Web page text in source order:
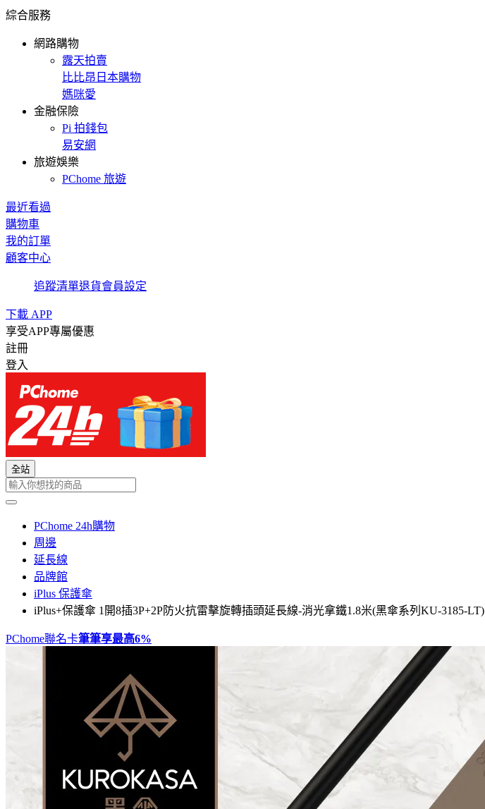
綜合服務
網路購物
露天拍賣
比比昂日本購物
媽咪愛
金融保險
Pi 拍錢包
易安網
旅遊娛樂
PChome 旅遊
最近看過
購物車
我的訂單
顧客中心
追蹤清單退貨會員設定
下載 APP
享受APP專屬優惠
註冊
登入
全站
PChome 24h購物
周邊
延長線
品牌館
iPlus 保護傘
iPlus+保護傘 1開8插3P+2P防火抗雷擊旋轉插頭延長線-消光拿鐵1.8米(黑傘系列KU-3185-LT)
PChome聯名卡筆筆享最高6%